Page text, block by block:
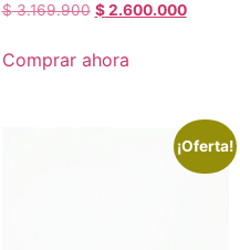
$3.169.900 $2.600.000
Comprar ahora
¡Oferta!